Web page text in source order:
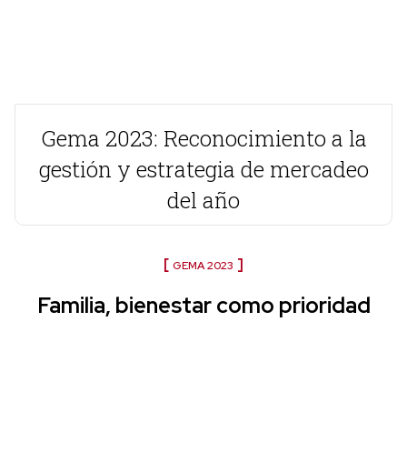
Gema 2023: Reconocimiento a la
gestión y estrategia de mercadeo
del año
GEMA 2023
Familia, bienestar como prioridad